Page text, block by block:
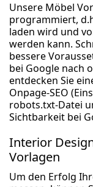
Unsere Möbel
programmiert,
laden wird und
werden kann.
bessere
bei Google nach
entdecken Sie
Onpage-SEO
robots.txt-Datei
Sichtbarkeit bei
Interior
Vorlagen
Um den Erfolg